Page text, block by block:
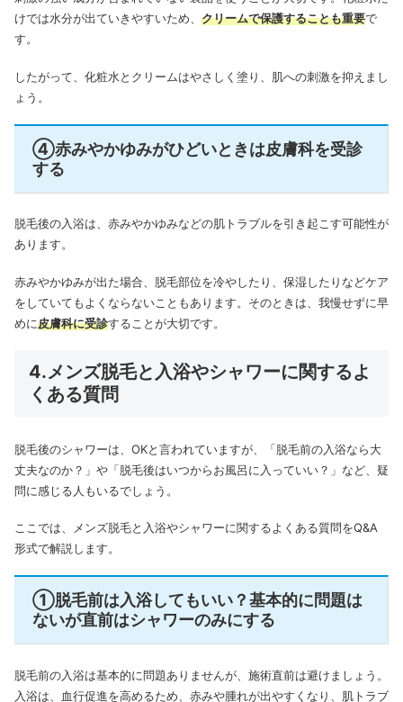
けでは水分が出ていきやすいため、 クリームで保護することも重要で
す。
したがって、化粧水とクリームはやさしく塗り、肌への刺激を抑えまし
ょう。
④赤みやかゆみがひどいときは皮膚科を受診
する
脱毛後の入浴は、赤みやかゆみなどの肌トラブルを引き起こす可能性が
あります。
赤みやかゆみが出た場合、脱毛部位を冷やしたり、保湿したりなどケア
をしていてもよくならないこともあります。そのときは、我慢せずに早
めに皮膚科に受診することが大切です。
4.メンズ脱毛と入浴やシャワーに関するよ
くある質問
脱毛後のシャワーは、OKと言われていますが、「脱毛前の入浴なら大
丈夫なのか？」や「脱毛後はいつからお風呂に入っていい？」など、疑
問に感じる人もいるでしょう。
ここでは、メンズ脱毛と入浴やシャワーに関するよくある質問をQ&A
形式で解説します。
①脱毛前は入浴してもいい？基本的に問題は
ないが直前はシャワーのみにする
脱毛前の入浴は基本的に問題ありませんが、施術直前は避けましょう。
入浴は、血行促進を高めるため、赤みや腫れが出やすくなり、肌トラブ